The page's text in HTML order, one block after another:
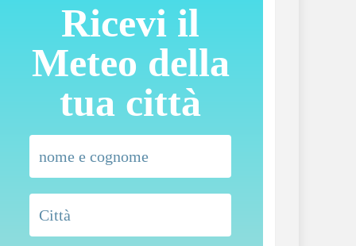
Ricevi il
Meteo della
tua città